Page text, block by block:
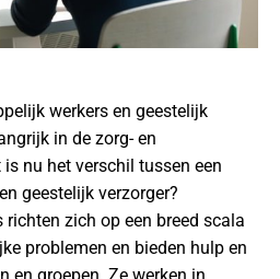
werkers en geestelijk
in de zorg- en
nu het verschil tussen een
geestelijk verzorger?
zich op een breed scala
problemen en bieden hulp en